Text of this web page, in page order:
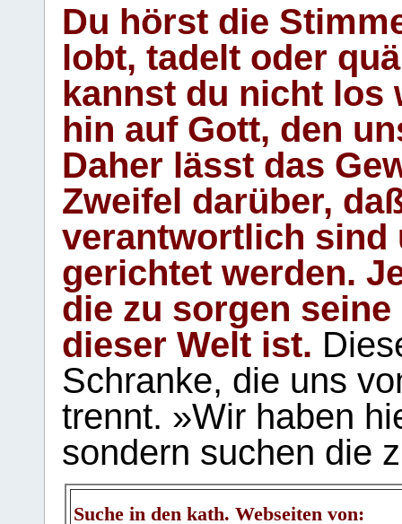
Du hörst die
lobt, tadelt oder
kannst du nicht los
hin auf Gott, den
Daher lässt das
Zweifel darüber,
verantwortlich sind
gerichtet werden.
die zu sorgen
dieser Welt ist.
Schranke, die uns
trennt. »Wir haben
sondern suchen die
Suche in den kath. Webseiten von: